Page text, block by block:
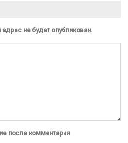
не будет опубликован.
после комментария